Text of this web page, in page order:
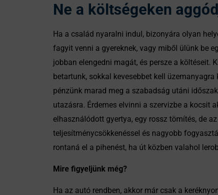
Ne a költségeken
Ha a család nyaralni indul, bizonyára olyan
fagyit venni a gyereknek, vagy miből ülünk be
jobban elengedni magát, és persze a költéseit.
betartunk, sokkal kevesebbet kell
pénzünk marad meg a szabadság utáni
utazásra. Érdemes elvinni a szervizbe a kocsit
elhasználódott gyertya, egy rossz tömítés, de
teljesítménycsökkenéssel és nagyobb
rontaná el a pihenést, ha út közben valahol
Mire figyeljünk még?
Ha az autó rendben, akkor már csak a